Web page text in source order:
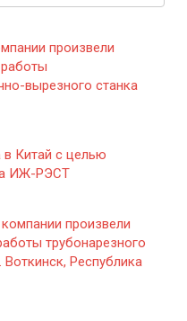
произвели
вырезного станка
Китай с целью
ИЖ-РЭСТ
произвели
трубонарезного
Воткинск, Республика